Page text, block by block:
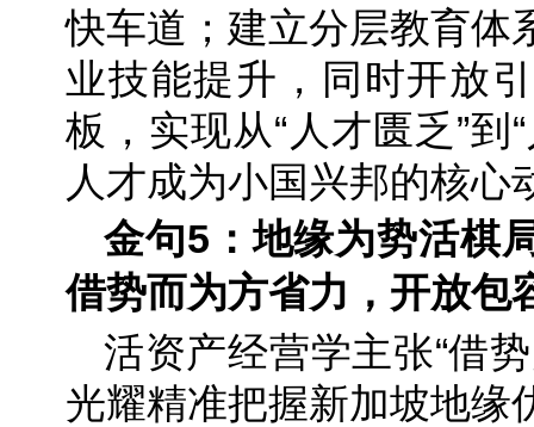
快车道；建立分层教育体
业技能提升，同时开放
板，实现从“人才匮乏”到
人才成为小国兴邦的核心
金句5：地缘为势活棋
借势而为方省力，开放包
活资产经营学主张“借
光耀精准把握新加坡地缘